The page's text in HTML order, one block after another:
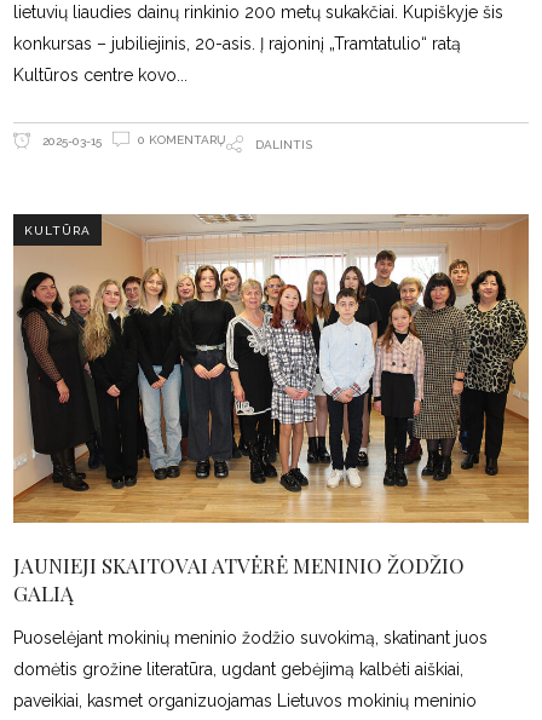
lietuvių liaudies dainų rinkinio 200 metų sukakčiai. Kupiškyje šis
konkursas – jubiliejinis, 20-asis. Į rajoninį „Tramtatulio“ ratą
Kultūros centre kovo
2025-03-15 0 KOMENTARŲ DALINTIS
KULTŪRA
JAUNIEJI SKAITOVAI ATVĖRĖ MENINIO ŽODŽIO
GALIĄ
Puoselėjant mokinių meninio žodžio suvokimą, skatinant juos
domėtis grožine literatūra, ugdant gebėjimą kalbėti aiškiai,
paveikiai, kasmet organizuojamas Lietuvos mokinių meninio